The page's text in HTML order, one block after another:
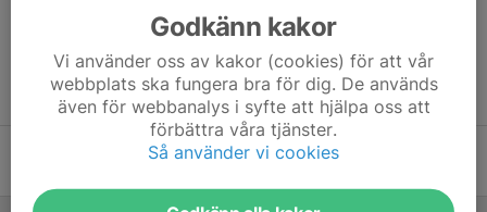
Tidigare nyheter
Rapport från Malmö International
Godkänn kakor
Vi använder oss av kakor (cookies) för att vår
webbplats ska fungera bra för dig. De används
även för webbanalys i syfte att hjälpa oss att
förbättra våra tjänster.
Så använder vi cookies